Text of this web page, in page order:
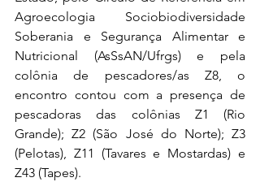
Agroecologia Sociobiodiversidade
Soberania e Segurança Alimentar e
Nutricional (AsSsAN/Ufrgs) e pela
colônia de pescadores/as Z8, o
encontro contou com a presença de
pescadoras das colônias Z1 (Rio
Grande); Z2 (São José do Norte); Z3
(Pelotas), Z11 (Tavares e Mostardas) e
Z43 (Tapes).